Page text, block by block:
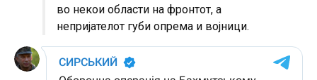
во некои области на фронтот, а
непријателот губи опрема и војници.